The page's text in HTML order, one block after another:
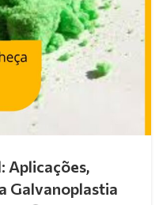
Aplicações,
Galvanoplastia